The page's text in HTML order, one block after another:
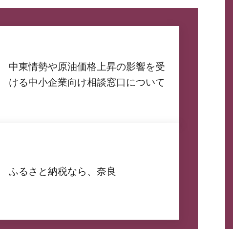
中東情勢や原油価格上昇の影響を受
ける中小企業向け相談窓口について
ふるさと納税なら、奈良